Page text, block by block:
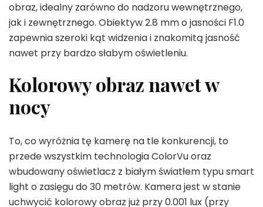
obraz, idealny zarówno do nadzoru wewnętrznego,
jak i zewnętrznego. Obiektyw 2.8 mm o jasności F1.0
zapewnia szeroki kąt widzenia i znakomitą jasność
nawet przy bardzo słabym oświetleniu.
Kolorowy obraz nawet w
nocy
To, co wyróżnia tę kamerę na tle konkurencji, to
przede wszystkim technologia ColorVu oraz
wbudowany oświetlacz z białym światłem typu smart
light o zasięgu do 30 metrów. Kamera jest w stanie
uchwycić kolorowy obraz już przy 0.001 lux (przy